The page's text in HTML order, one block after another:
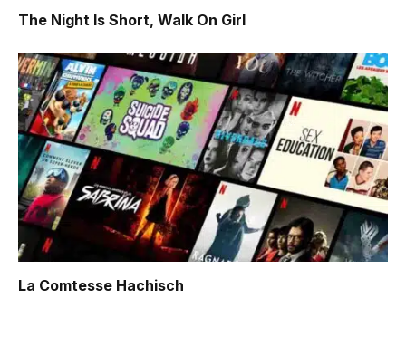
The Night Is Short, Walk On Girl
La Comtesse Hachisch